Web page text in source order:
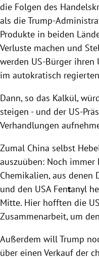
die Folgen des
als die Trump-
Produkte in beiden
Verluste machen und
werden US-Bürger
im autokratisch
Dann, so das Kalkül,
steigen - und der US-
Verhandlungen
Zumal China selbst
auszuüben: Noch
Chemikalien, aus denen
und den USA Fentanyl
Mitte. Hier hofften die
Zusammenarbeit, um
Außerdem will Trump
über einen Verkauf der